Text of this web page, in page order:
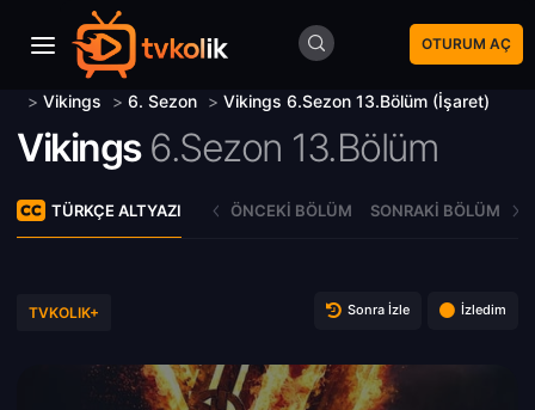
OTURUM AÇ
> Vikings > 6. Sezon > Vikings 6.Sezon 13.Bölüm (İşaret)
Vikings 6.Sezon 13.Bölüm
TÜRKÇE ALTYAZI ÖNCEKI BÖLÜM SONRAKI BÖLÜM
TVKOLIK+ Sonra İzle İzledim